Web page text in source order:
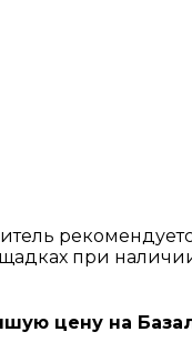
при
цену на